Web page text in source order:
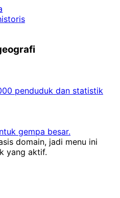
penduduk dan statistik
gempa besar.
domain, jadi menu ini
yang aktif.